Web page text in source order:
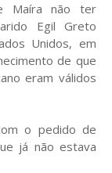
Maíra não ter
Egil Greto
Unidos, em
de que
eram válidos
o pedido de
já não estava